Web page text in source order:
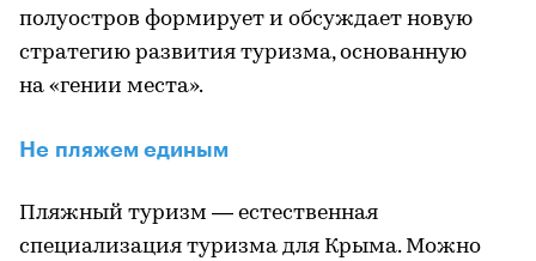
полуостров формирует и обсуждает новую
стратегию развития туризма, основанную
на «гении места».
Не пляжем единым
Пляжный туризм — естественная
специализация туризма для Крыма. Можно